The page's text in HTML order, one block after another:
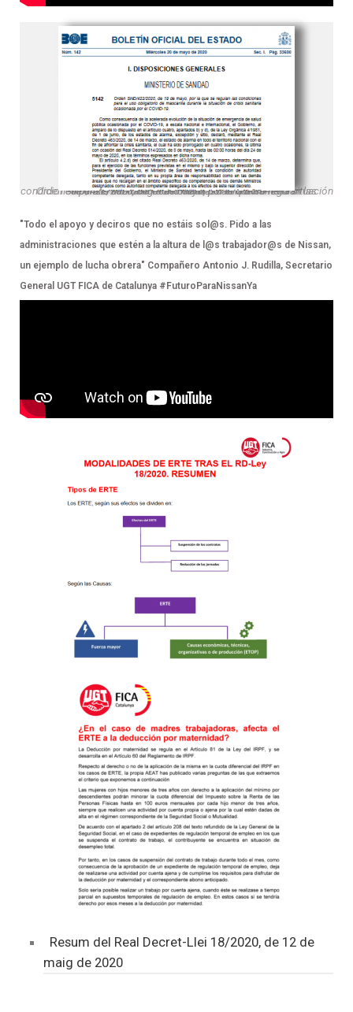
Orden SND/422/2020, de 19 de mayo, por la que se regulan las condiciones para el uso obligatorio de mascarilla durante la situación de crisis sanitaria ocasionada por el COVID-19.
"Todo el apoyo y deciros que no estáis sol@s. Pido a las
administraciones que estén a la altura de l@s trabajador@s de Nissan,
un ejemplo de lucha obrera" Compañero Antonio J. Rudilla, Secretario
General UGT FICA de Catalunya #FuturoParaNissanYa
Resum del Real Decret-Llei 18/2020, de 12 de
maig de 2020